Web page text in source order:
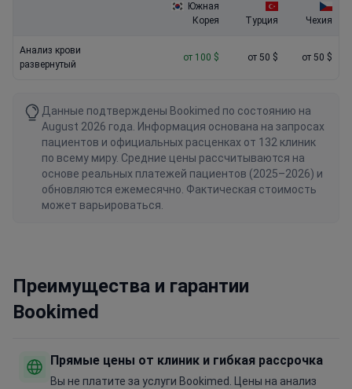
Южная
Корея
Турция Чехия
Анализ крови
развернутый
от 100 $ от 50 $ от 50 $
Данные подтверждены Bookimed по состоянию на
August 2026 года. Информация основана на запросах
пациентов и официальных расценках от 132 клиник
по всему миру. Средние цены рассчитываются на
основе реальных платежей пациентов (2025–2026) и
обновляются ежемесячно. Фактическая стоимость
может варьироваться.
Преимущества и гарантии
Bookimed
Прямые цены от клиник и гибкая рассрочка
Вы не платите за услуги Bookimed. Цены на анализ